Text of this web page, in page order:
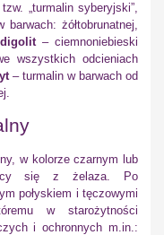
„turmalin syberyjski”,
żółtobrunatnej,
– ciemnoniebieski
wszystkich odcieniach
– turmalin w barwach od
w kolorze czarnym lub
się z żelaza. Po
połyskiem i tęczowymi
w starożytności
i ochronnych m.in.: